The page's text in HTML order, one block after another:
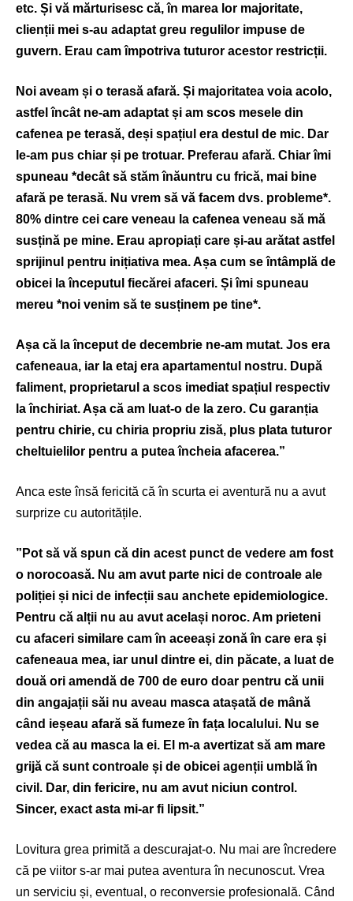
etc. Și vă mărturisesc că, în marea lor majoritate,
clienții mei s-au adaptat greu regulilor impuse de
guvern. Erau cam împotriva tuturor acestor restricții.
Noi aveam și o terasă afară. Și majoritatea voia acolo,
astfel încât ne-am adaptat și am scos mesele din
cafenea pe terasă, deși spațiul era destul de mic. Dar
le-am pus chiar și pe trotuar. Preferau afară. Chiar îmi
spuneau *decât să stăm înăuntru cu frică, mai bine
afară pe terasă. Nu vrem să vă facem dvs. probleme*.
80% dintre cei care veneau la cafenea veneau să mă
susțină pe mine. Erau apropiați care și-au arătat astfel
sprijinul pentru inițiativa mea. Așa cum se întâmplă de
obicei la începutul fiecărei afaceri. Și îmi spuneau
mereu *noi venim să te susținem pe tine*.
Așa că la început de decembrie ne-am mutat. Jos era
cafeneaua, iar la etaj era apartamentul nostru. După
faliment, proprietarul a scos imediat spațiul respectiv
la închiriat. Așa că am luat-o de la zero. Cu garanția
pentru chirie, cu chiria propriu zisă, plus plata tuturor
cheltuielilor pentru a putea încheia afacerea.”
Anca este însă fericită că în scurta ei aventură nu a avut
surprize cu autoritățile.
”Pot să vă spun că din acest punct de vedere am fost
o norocoasă. Nu am avut parte nici de controale ale
poliției și nici de infecții sau anchete epidemiologice.
Pentru că alții nu au avut același noroc. Am prieteni
cu afaceri similare cam în aceeași zonă în care era și
cafeneaua mea, iar unul dintre ei, din păcate, a luat de
două ori amendă de 700 de euro doar pentru că unii
din angajații săi nu aveau masca atașată de mână
când ieșeau afară să fumeze în fața localului. Nu se
vedea că au masca la ei. El m-a avertizat să am mare
grijă că sunt controale și de obicei agenții umblă în
civil. Dar, din fericire, nu am avut niciun control.
Sincer, exact asta mi-ar fi lipsit.”
Lovitura grea primită a descurajat-o. Nu mai are încredere
că pe viitor s-ar mai putea aventura în necunoscut. Vrea
un serviciu și, eventual, o reconversie profesională. Când